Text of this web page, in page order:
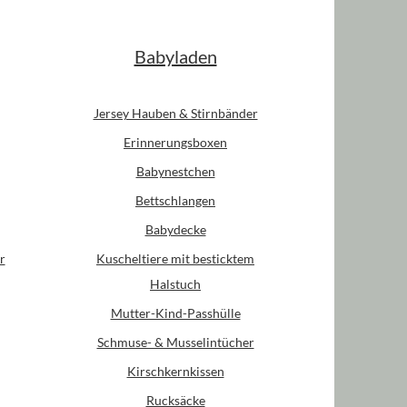
Babyladen
Jersey Hauben & Stirnbänder
Erinnerungsboxen
Babynestchen
Bettschlangen
Babydecke
Kuscheltiere mit besticktem
Halstuch
Mutter-Kind-Passhülle
Schmuse- & Musselintücher
Kirschkernkissen
Rucksäcke